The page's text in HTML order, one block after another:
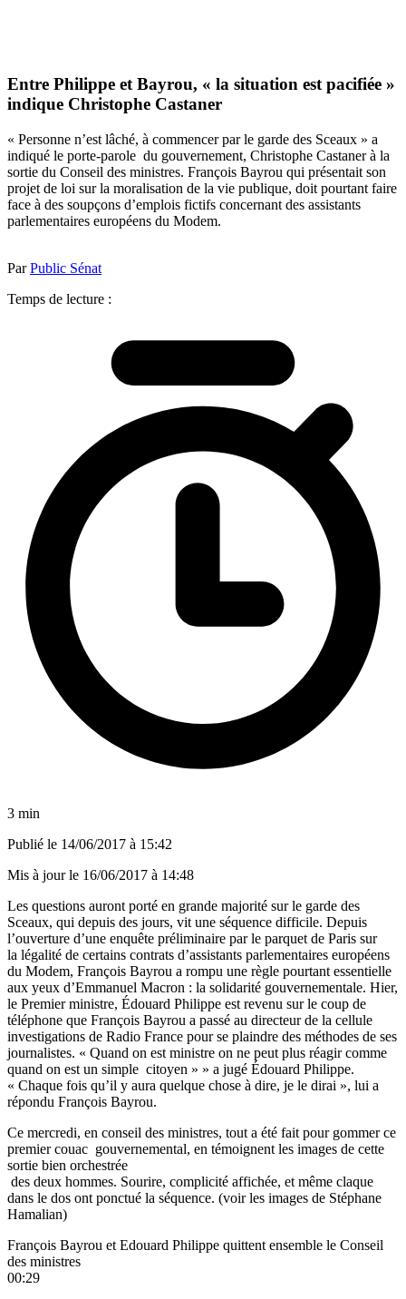
Entre Philippe et Bayrou, « la situation est pacifiée »
indique Christophe Castaner
« Personne n’est lâché, à commencer par le garde des Sceaux » a
indiqué le porte-parole du gouvernement, Christophe Castaner à la
sortie du Conseil des ministres. François Bayrou qui présentait son
projet de loi sur la moralisation de la vie publique, doit pourtant faire
face à des soupçons d’emplois fictifs concernant des assistants
parlementaires européens du Modem.
ParPublic Sénat
Temps de lecture :
3 min
Publié le 14/06/2017 à 15:42
Mis à jour le 16/06/2017 à 14:48
Les questions auront porté en grande majorité sur le garde des
Sceaux, qui depuis des jours, vit une séquence difficile. Depuis
l’ouverture d’une enquête préliminaire par le parquet de Paris sur
la légalité de certains contrats d’assistants parlementaires européens
du Modem, François Bayrou a rompu une règle pourtant essentielle
aux yeux d’Emmanuel Macron : la solidarité gouvernementale. Hier,
le Premier ministre, Édouard Philippe est revenu sur le coup de
téléphone que François Bayrou a passé au directeur de la cellule
investigations de Radio France pour se plaindre des méthodes de ses
journalistes. « Quand on est ministre on ne peut plus réagir comme
quand on est un simple citoyen » » a jugé Édouard Philippe.
« Chaque fois qu’il y aura quelque chose à dire, je le dirai », lui a
répondu François Bayrou.
Ce mercredi, en conseil des ministres, tout a été fait pour gommer ce
premier couac gouvernemental, en témoignent les images de cette
sortie bien orchestrée
des deux hommes. Sourire, complicité affichée, et même claque
dans le dos ont ponctué la séquence. (voir les images de Stéphane
Hamalian)
François Bayrou et Edouard Philippe quittent ensemble le Conseil
des ministres
00:29